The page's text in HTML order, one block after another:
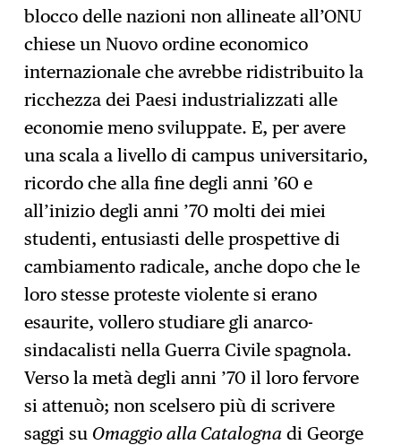
blocco delle nazioni non allineate all’ONU
chiese un Nuovo ordine economico
internazionale che avrebbe ridistribuito la
ricchezza dei Paesi industrializzati alle
economie meno sviluppate. E, per avere
una scala a livello di campus universitario,
ricordo che alla fine degli anni ’60 e
all’inizio degli anni ’70 molti dei miei
studenti, entusiasti delle prospettive di
cambiamento radicale, anche dopo che le
loro stesse proteste violente si erano
esaurite, vollero studiare gli anarco-
sindacalisti nella Guerra Civile spagnola.
Verso la metà degli anni ’70 il loro fervore
si attenuò; non scelsero più di scrivere
saggi su Omaggio alla Catalogna di George